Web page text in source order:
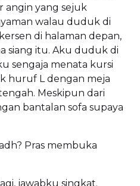
angin yang sejuk
walau duduk di
di halaman depan,
siang itu. Aku duduk di
sengaja menata kursi
huruf L dengan meja
Meskipun dari
bantalan sofa supaya
Pras membuka
jawabku singkat.